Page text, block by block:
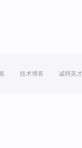
技术博客 诚聘英才